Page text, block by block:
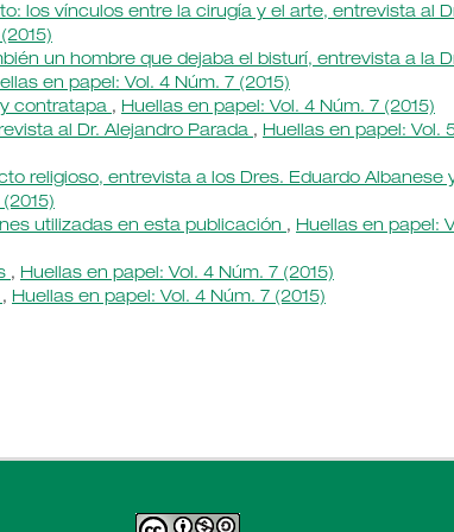
los vínculos entre la cirugía y el arte, entrevista al
un hombre que dejaba el bisturí, entrevista a la
en papel: Vol. 4 Núm. 7 (2015)
contratapa , Huellas en papel: Vol. 4 Núm. 7 (2015)
al Dr. Alejandro Parada , Huellas en papel: Vol.
religioso, entrevista a los Dres. Eduardo Albanese
utilizadas en esta publicación , Huellas en papel:
, Huellas en papel: Vol. 4 Núm. 7 (2015)
, Huellas en papel: Vol. 4 Núm. 7 (2015)